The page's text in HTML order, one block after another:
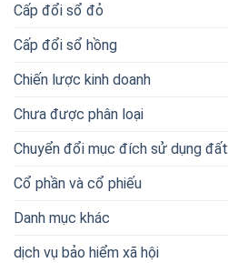
Cấp đổi sổ đỏ
Cấp đổi sổ hồng
Chiến lược kinh doanh
Chưa được phân loại
Chuyển đổi mục đích sử dụng đất
Cổ phần và cổ phiếu
Danh mục khác
dịch vụ bảo hiểm xã hội